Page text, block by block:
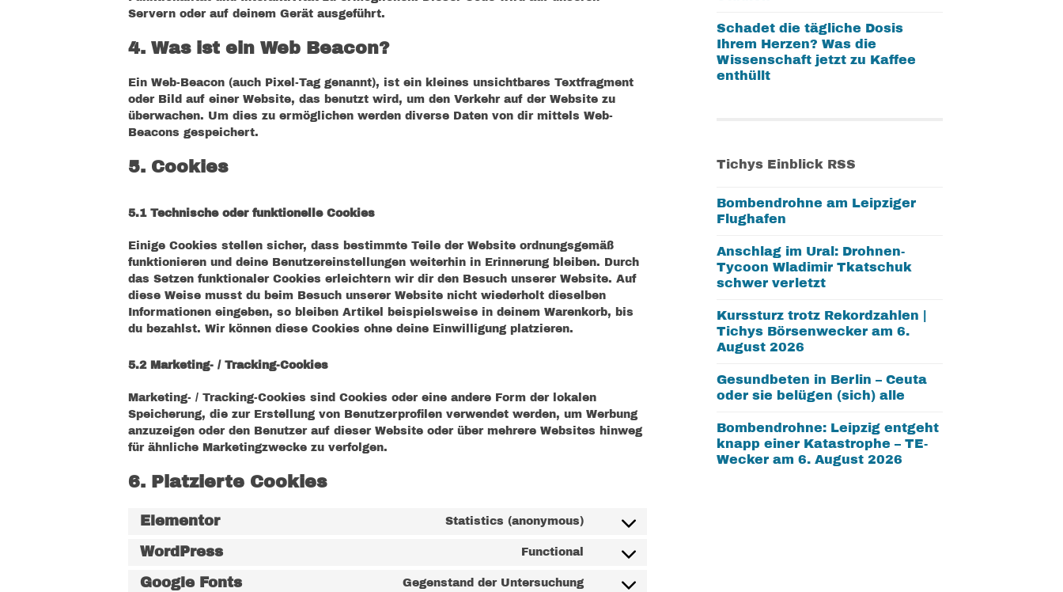
Servern oder auf deinem Gerät ausgeführt.
4. Was ist ein Web Beacon?
Ein Web-Beacon (auch Pixel-Tag genannt), ist ein kleines unsichtbares Textfragment
oder Bild auf einer Website, das benutzt wird, um den Verkehr auf der Website zu
überwachen. Um dies zu ermöglichen werden diverse Daten von dir mittels Web-
Beacons gespeichert.
5. Cookies
5.1 Technische oder funktionelle Cookies
Einige Cookies stellen sicher, dass bestimmte Teile der Website ordnungsgemäß
funktionieren und deine Benutzereinstellungen weiterhin in Erinnerung bleiben. Durch
das Setzen funktionaler Cookies erleichtern wir dir den Besuch unserer Website. Auf
diese Weise musst du beim Besuch unserer Website nicht wiederholt dieselben
Informationen eingeben, so bleiben Artikel beispielsweise in deinem Warenkorb, bis
du bezahlst. Wir können diese Cookies ohne deine Einwilligung platzieren.
5.2 Marketing- / Tracking-Cookies
Marketing- / Tracking-Cookies sind Cookies oder eine andere Form der lokalen
Speicherung, die zur Erstellung von Benutzerprofilen verwendet werden, um Werbung
anzuzeigen oder den Benutzer auf dieser Website oder über mehrere Websites hinweg
für ähnliche Marketingzwecke zu verfolgen.
6. Platzierte Cookies
Elementor Statistics (anonymous)
WordPress Functional
Google Fonts Gegenstand der Untersuchung
Schadet die tägliche Dosis
Ihrem Herzen? Was die
Wissenschaft jetzt zu Kaffee
enthüllt
Tichys Einblick RSS
Bombendrohne am Leipziger
Flughafen
Anschlag im Ural: Drohnen-
Tycoon Wladimir Tkatschuk
schwer verletzt
Kurssturz trotz Rekordzahlen |
Tichys Börsenwecker am 6.
August 2026
Gesundbeten in Berlin – Ceuta
oder sie belügen (sich) alle
Bombendrohne: Leipzig entgeht
knapp einer Katastrophe – TE-
Wecker am 6. August 2026